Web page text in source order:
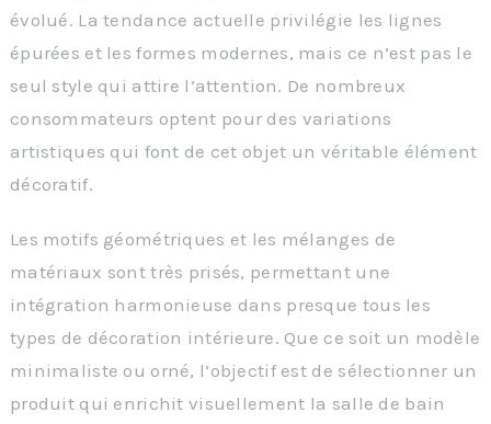
évolué. La tendance actuelle privilégie les lignes
épurées et les formes modernes, mais ce n’est pas le
seul style qui attire l’attention. De nombreux
consommateurs optent pour des variations
artistiques qui font de cet objet un véritable élément
décoratif.
Les motifs géométriques et les mélanges de
matériaux sont très prisés, permettant une
intégration harmonieuse dans presque tous les
types de décoration intérieure. Que ce soit un modèle
minimaliste ou orné, l’objectif est de sélectionner un
produit qui enrichit visuellement la salle de bain